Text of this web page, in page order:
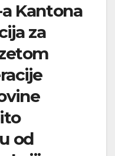
Kantona
za
od